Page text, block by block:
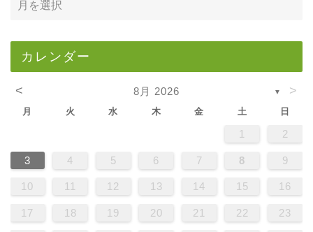
カレンダー
< 8月 2026 ▼ >
月 火 水 木 金 土 日
1 2
3 4 5 6 7 8 9
10 11 12 13 14 15 16
17 18 19 20 21 22 23